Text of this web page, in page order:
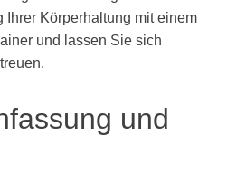
Ihrer Körperhaltung mit einem
und lassen Sie sich
und